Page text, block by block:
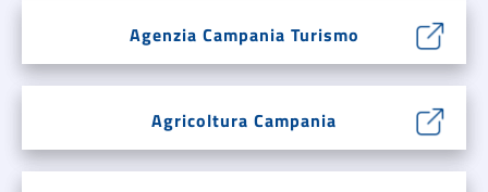
Agenzia Campania Turismo
Agricoltura Campania